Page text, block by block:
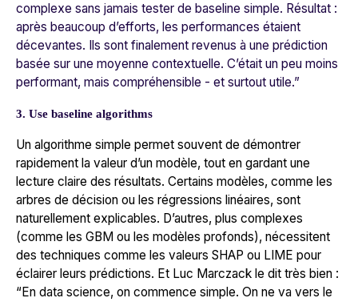
complexe sans jamais tester de baseline simple. Résultat :
après beaucoup d’efforts, les performances étaient
décevantes. Ils sont finalement revenus à une prédiction
basée sur une moyenne contextuelle. C’était un peu moins
performant, mais compréhensible - et surtout utile.”
3. Use baseline algorithms
Un algorithme simple permet souvent de démontrer
rapidement la valeur d’un modèle, tout en gardant une
lecture claire des résultats. Certains modèles, comme les
arbres de décision ou les régressions linéaires, sont
naturellement explicables. D’autres, plus complexes
(comme les GBM ou les modèles profonds), nécessitent
des techniques comme les valeurs SHAP ou LIME pour
éclairer leurs prédictions. Et Luc Marczack le dit très bien :
“En data science, on commence simple. On ne va vers le